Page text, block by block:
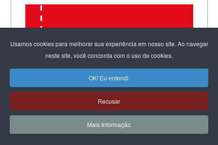
Usamos cookies para melhorar sua experiência em nosso site. Ao navegar
neste site, você concorda com o uso de cookies.
OK! Eu entendi.
Recusar
Mais Informação